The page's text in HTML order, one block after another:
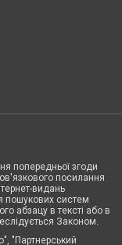
попередньої згоди
посилання
видань
пошукових систем
абзацу в тексті або в
Законом.
"Партнерський